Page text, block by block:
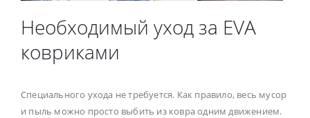
Необходимый уход за EVA
ковриками
Специального ухода не требуется. Как правило, весь мусор
и пыль можно просто выбить из ковра одним движением.